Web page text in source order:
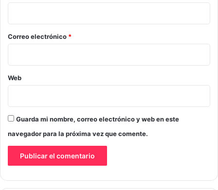
o
*
Correo electrónico *
Web
Guarda mi nombre, correo electrónico y web en este
navegador para la próxima vez que comente.